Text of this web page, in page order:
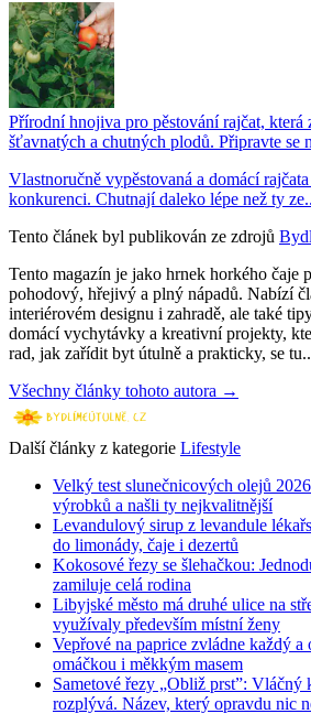
Přírodní hnojiva pro pěstování rajčat, která
šťavnatých a chutných plodů. Připravte se
Vlastnoručně vypěstovaná a domácí
konkurenci. Chutnají daleko lépe než ty
Tento článek byl publikován ze zdrojů
Tento magazín je jako hrnek horkého čaje
pohodový, hřejivý a plný nápadů. Nabízí
interiérovém designu i zahradě, ale také
domácí vychytávky a kreativní projekty,
rad, jak zařídit byt útulně a prakticky, se
Všechny články tohoto autora →
Další články z kategorie Lifestyle
Velký test slunečnicových olejů
výrobků a našli ty nejkvalitnější
Levandulový sirup z levandule
do limonády, čaje i dezertů
Kokosové řezy se šlehačkou:
zamiluje celá rodina
Libyjské město má druhé ulice na
využívaly především místní ženy
Vepřové na paprice zvládne každý a
omáčkou i měkkým masem
Sametové řezy „Obliž prst”: Vláčný
rozplývá. Název, který opravdu nic